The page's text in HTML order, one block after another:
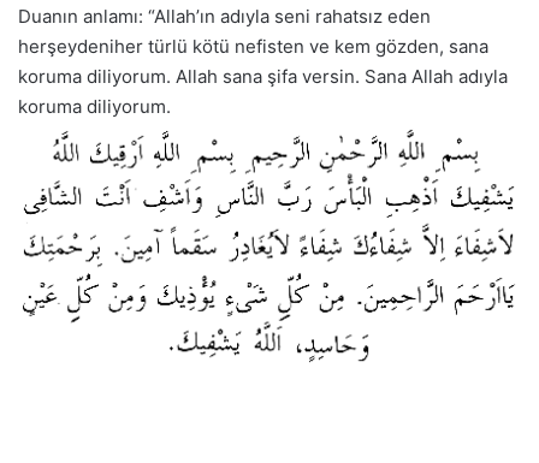
Duanın anlamı: “Allah’ın adıyla seni rahatsız eden
herşeydeniher türlü kötü nefisten ve kem gözden, sana
koruma diliyorum. Allah sana şifa versin. Sana Allah adıyla
koruma diliyorum.